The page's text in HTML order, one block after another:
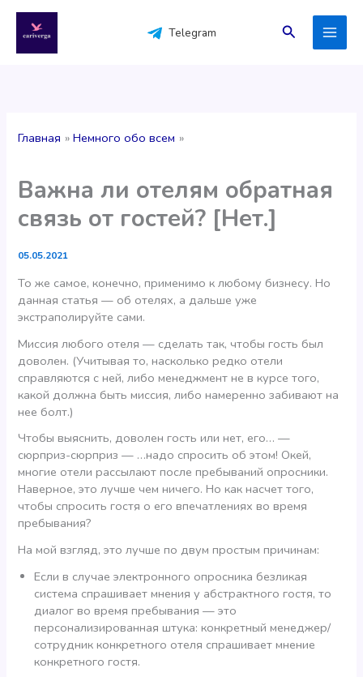
содержимому
Telegram Поиск
Главная Немного обо всем
Важна ли отелям обратная
связь от гостей? [Нет.]
05.05.2021
То же самое, конечно, применимо к любому бизнесу. Но
данная статья — об отелях, а дальше уже
экстраполируйте сами.
Миссия любого отеля — сделать так, чтобы гость был
доволен. (Учитывая то, насколько редко отели
справляются с ней, либо менеджмент не в курсе того,
какой должна быть миссия, либо намеренно забивают на
нее болт.)
Чтобы выяснить, доволен гость или нет, его… —
сюрприз-сюрприз — …надо спросить об этом! Окей,
многие отели рассылают после пребываний опросники.
Наверное, это лучше чем ничего. Но как насчет того,
чтобы спросить гостя о его впечатлениях во время
пребывания?
На мой взгляд, это лучше по двум простым причинам:
Если в случае электронного опросника безликая
система спрашивает мнения у абстрактного гостя, то
диалог во время пребывания — это
персонализированная штука: конкретный менеджер/
сотрудник конкретного отеля спрашивает мнение
конкретного гостя.